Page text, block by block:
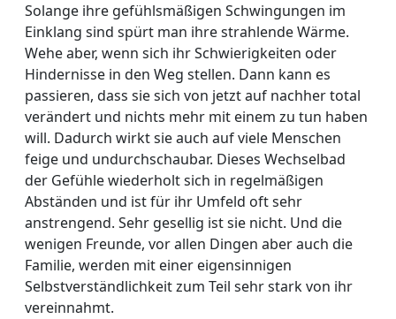
Solange ihre gefühlsmäßigen Schwingungen im
Einklang sind spürt man ihre strahlende Wärme.
Wehe aber, wenn sich ihr Schwierigkeiten oder
Hindernisse in den Weg stellen. Dann kann es
passieren, dass sie sich von jetzt auf nachher total
verändert und nichts mehr mit einem zu tun haben
will. Dadurch wirkt sie auch auf viele Menschen
feige und undurchschaubar. Dieses Wechselbad
der Gefühle wiederholt sich in regelmäßigen
Abständen und ist für ihr Umfeld oft sehr
anstrengend. Sehr gesellig ist sie nicht. Und die
wenigen Freunde, vor allen Dingen aber auch die
Familie, werden mit einer eigensinnigen
Selbstverständlichkeit zum Teil sehr stark von ihr
vereinnahmt.